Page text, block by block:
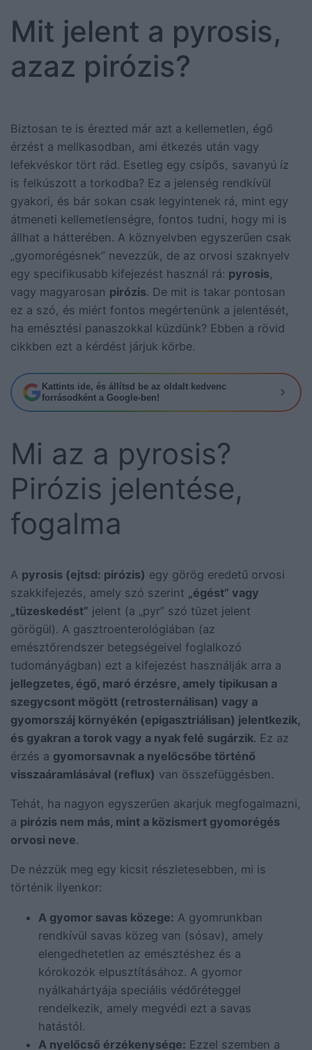
Mit jelent a pyrosis,
azaz pirózis?
Biztosan te is érezted már azt a kellemetlen, égő
érzést a mellkasodban, ami étkezés után vagy
lefekvéskor tört rád. Esetleg egy csípős, savanyú íz
is felkúszott a torkodba? Ez a jelenség rendkívül
gyakori, és bár sokan csak legyintenek rá, mint egy
átmeneti kellemetlenségre, fontos tudni, hogy mi is
állhat a hátterében. A köznyelvben egyszerűen csak
„gyomorégésnek” nevezzük, de az orvosi szaknyelv
egy specifikusabb kifejezést használ rá: pyrosis,
vagy magyarosan pirózis. De mit is takar pontosan
ez a szó, és miért fontos megértenünk a jelentését,
ha emésztési panaszokkal küzdünk? Ebben a rövid
cikkben ezt a kérdést járjuk körbe.
Kattints ide, és állítsd be az oldalt kedvenc
forrásodként a Google-ben!
Mi az a pyrosis?
Pirózis jelentése,
fogalma
A pyrosis (ejtsd: pirózis) egy görög eredetű orvosi
szakkifejezés, amely szó szerint „égést” vagy
„tüzeskedést” jelent (a „pyr” szó tüzet jelent
görögül). A gasztroenterológiában (az
emésztőrendszer betegségeivel foglalkozó
tudományágban) ezt a kifejezést használják arra a
jellegzetes, égő, maró érzésre, amely tipikusan a
szegycsont mögött (retrosternálisan) vagy a
gyomorszáj környékén (epigasztriálisan) jelentkezik,
és gyakran a torok vagy a nyak felé sugárzik. Ez az
érzés a gyomorsavnak a nyelőcsőbe történő
visszaáramlásával (reflux) van összefüggésben.
Tehát, ha nagyon egyszerűen akarjuk megfogalmazni,
a pirózis nem más, mint a közismert gyomorégés
orvosi neve.
De nézzük meg egy kicsit részletesebben, mi is
történik ilyenkor:
A gyomor savas közege: A gyomrunkban
rendkívül savas közeg van (sósav), amely
elengedhetetlen az emésztéshez és a
kórokozók elpusztításához. A gyomor
nyálkahártyája speciális védőréteggel
rendelkezik, amely megvédi ezt a savas
hatástól.
A nyelőcső érzékenysége: Ezzel szemben a